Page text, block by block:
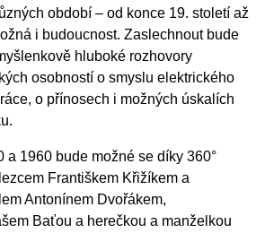
období – od konce 19. století až
i budoucnost. Zaslechnout bude
hluboké rozhovory
osobností o smyslu elektrického
o přínosech i možných úskalích
a 1960 bude možné se díky 360°
Františkem Křižíkem a
Antonínem Dvořákem,
Baťou a herečkou a manželkou